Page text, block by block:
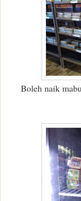
Boleh naik